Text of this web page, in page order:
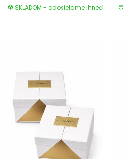
SKLADOM - odosielame ihneď